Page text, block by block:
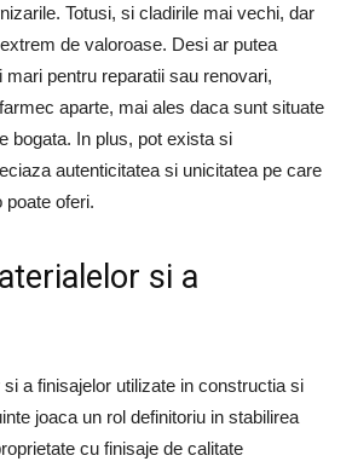
Totusi, si cladirile mai vechi, dar
de valoroase. Desi ar putea
pentru reparatii sau renovari,
aparte, mai ales daca sunt situate
bogata. In plus, pot exista si
autenticitatea si unicitatea pe care
poate oferi.
si a
a finisajelor utilizate in constructia si
joaca un rol definitoriu in stabilirea
cu finisaje de calitate